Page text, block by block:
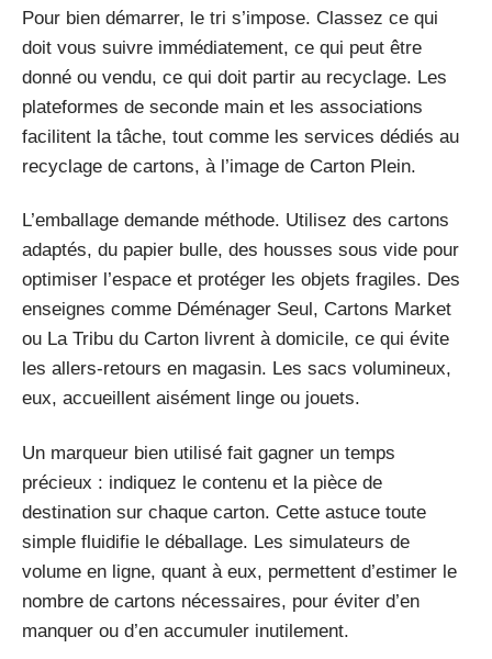
Pour bien démarrer, le tri s’impose. Classez ce qui
doit vous suivre immédiatement, ce qui peut être
donné ou vendu, ce qui doit partir au recyclage. Les
plateformes de seconde main et les associations
facilitent la tâche, tout comme les services dédiés au
recyclage de cartons, à l’image de Carton Plein.
L’emballage demande méthode. Utilisez des cartons
adaptés, du papier bulle, des housses sous vide pour
optimiser l’espace et protéger les objets fragiles. Des
enseignes comme Déménager Seul, Cartons Market
ou La Tribu du Carton livrent à domicile, ce qui évite
les allers-retours en magasin. Les sacs volumineux,
eux, accueillent aisément linge ou jouets.
Un marqueur bien utilisé fait gagner un temps
précieux : indiquez le contenu et la pièce de
destination sur chaque carton. Cette astuce toute
simple fluidifie le déballage. Les simulateurs de
volume en ligne, quant à eux, permettent d’estimer le
nombre de cartons nécessaires, pour éviter d’en
manquer ou d’en accumuler inutilement.